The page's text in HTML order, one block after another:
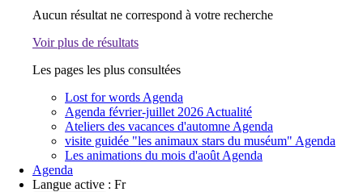
Aucun résultat ne correspond à votre recherche
Voir plus de résultats
Les pages les plus consultées
Lost for words Agenda
Agenda février-juillet 2026 Actualité
Ateliers des vacances d'automne Agenda
visite guidée "les animaux stars du muséum" Agenda
Les animations du mois d'août Agenda
Agenda
Langue active : Fr